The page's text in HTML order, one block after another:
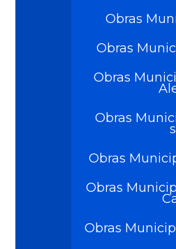
Obras
Obras
Obras
Obras
Obras
Obras
Obras